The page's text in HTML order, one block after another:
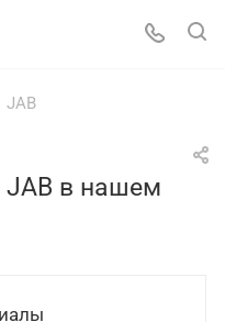
JAB
JAB в нашем